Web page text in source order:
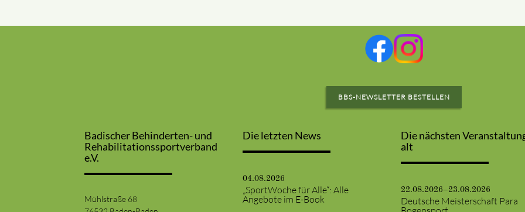
BBS-NEWSLETTER BESTELLEN
Badischer Behinderten- und
Rehabilitationssportverband
e.V.
Mühlstraße 68
Die letzten News
04.08.2026
„SportWoche für Alle“: Alle
Angebote im E-Book
Die nächsten
alt
22.08.2026–23.08.2026
Deutsche Meisterschaft Para